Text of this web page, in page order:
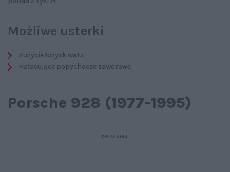
Możliwe usterki
Zużycie łożysk wału
Hałasujące popychacze zaworowe
Porsche 928 (1977-1995)